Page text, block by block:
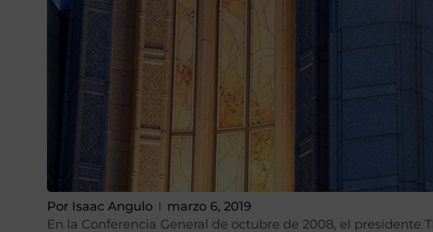
Por Isaac Angulo
marzo 6, 2019
En la Conferencia General de octubre de 2008, el presidente